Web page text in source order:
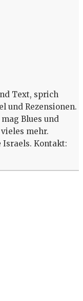
Text, sprich
und Rezensionen.
Blues und
mehr.
Israels. Kontakt: